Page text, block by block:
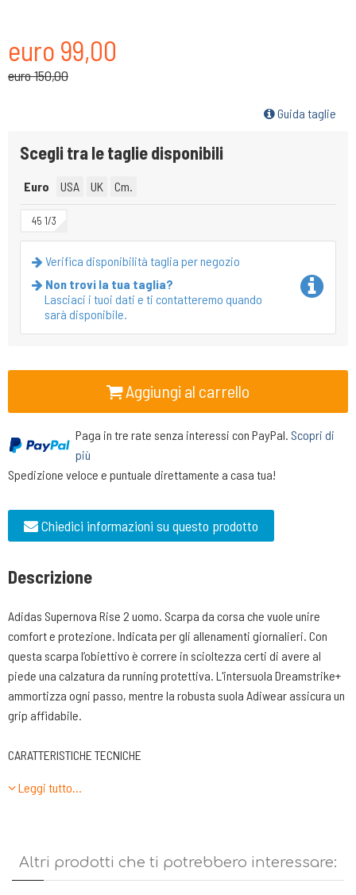
euro 99,00
euro 150,00
Guida taglie
Scegli tra le taglie disponibili
Euro USA UK Cm.
45 1/3
Verifica disponibilità taglia per negozio
Non trovi la tua taglia?
Lasciaci i tuoi dati e ti contatteremo quando
sarà disponibile.
Aggiungi al carrello
Paga in tre rate senza interessi con PayPal. Scopri di
più
Spedizione veloce e puntuale direttamente a casa tua!
Chiedici informazioni su questo prodotto
Descrizione
Adidas Supernova Rise 2 uomo. Scarpa da corsa che vuole unire
comfort e protezione. Indicata per gli allenamenti giornalieri. Con
questa scarpa l’obiettivo è correre in scioltezza certi di avere al
piede una calzatura da running protettiva. L'intersuola Dreamstrike+
ammortizza ogni passo, mentre la robusta suola Adiwear assicura un
grip affidabile.
CARATTERISTICHE TECNICHE
piede massimo comfort e freschezza durante l’utilizzo. La tomaia è
piede grazie al giusto connubio tra contenimento del piede e grado
di elasticità del tessuto. Allacciatura fatta da 6 fori passanti. Il
Leggi tutto…
Altri prodotti che ti potrebbero interessare: